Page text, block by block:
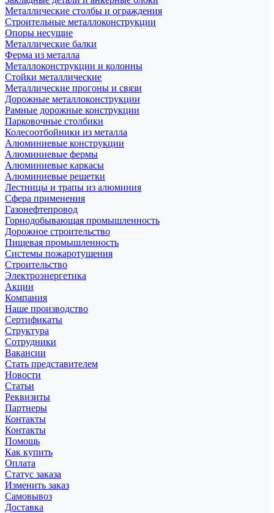
Металлические столбы и ограждения
Строительные металлоконструкции
Опоры несущие
Металлические балки
Ферма из металла
Металлоконструкции и колонны
Стойки металлические
Металлические прогоны и связи
Дорожные металлоконструкции
Рамные дорожные конструкции
Парковочные столбики
Колесоотбойники из металла
Алюминиевые конструкции
Алюминиевые фермы
Алюминиевые каркасы
Алюминиевые решетки
Лестницы и трапы из алюминия
Сфера применения
Газонефтепровод
Горнодобывающая промышленность
Дорожное строительство
Пищевая промышленность
Системы пожаротушения
Строительство
Электроэнергетика
Акции
Компания
Наше производство
Сертификаты
Структура
Сотрудники
Вакансии
Стать представителем
Новости
Статьи
Реквизиты
Партнеры
Контакты
Контакты
Помощь
Как купить
Оплата
Статус заказа
Изменить заказ
Самовывоз
Доставка